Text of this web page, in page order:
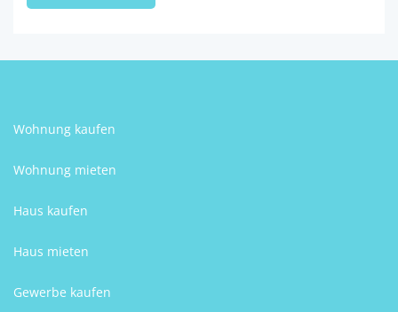
Wohnung kaufen
Wohnung mieten
Haus kaufen
Haus mieten
Gewerbe kaufen